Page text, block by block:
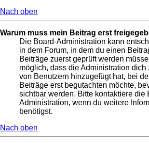
Nach oben
Warum muss mein Beitrag erst
Die Board-Administration kann
in dem Forum, in dem du einen
Beiträge zuerst geprüft werden
möglich, dass die Administration dich
von Benutzern hinzugefügt hat, bei
Beiträge erst begutachten möchte,
sichtbar werden. Bitte kontaktiere die
Administration, wenn du weitere
benötigst.
Nach oben